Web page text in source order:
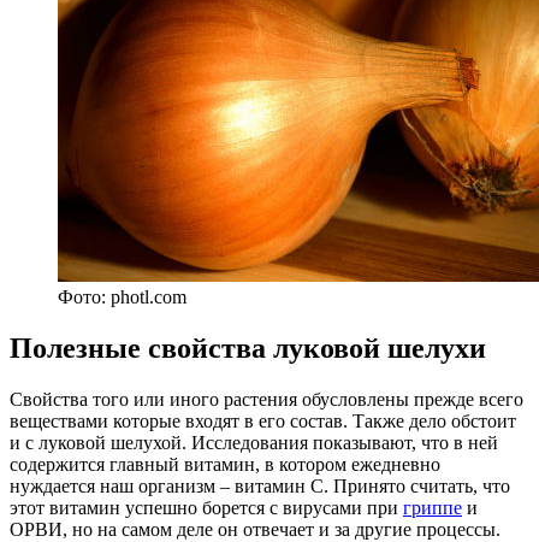
Фото: photl.com
Полезные свойства луковой шелухи
Свойства того или иного растения обусловлены прежде всего
веществами которые входят в его состав. Также дело обстоит
и с луковой шелухой. Исследования показывают, что в ней
содержится главный витамин, в котором ежедневно
нуждается наш организм – витамин С. Принято считать, что
этот витамин успешно борется с вирусами при гриппе и
ОРВИ, но на самом деле он отвечает и за другие процессы.